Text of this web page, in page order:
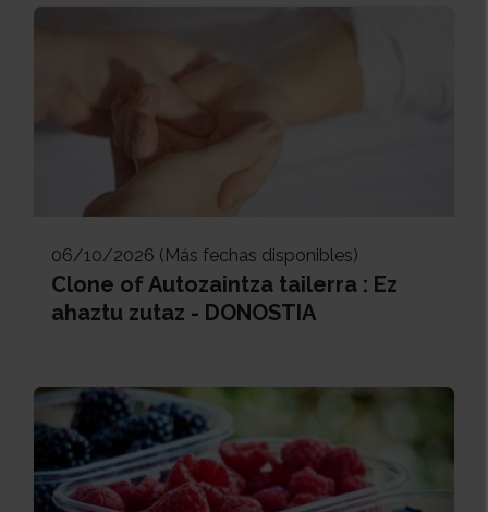
06/10/2026 (Más fechas disponibles)
Clone of Autozaintza tailerra : Ez
ahaztu zutaz - DONOSTIA